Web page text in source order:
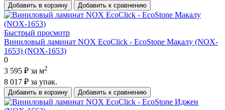
Добавить в корзину Добавить к сравнению
Быстрый просмотр
Виниловый ламинат NOX EcoClick - EcoStone Макалу (NOX-
1653) (NOX-1653)
0
3 595 ₽ за м2
8 017 ₽ за упак.
Добавить в корзину Добавить к сравнению